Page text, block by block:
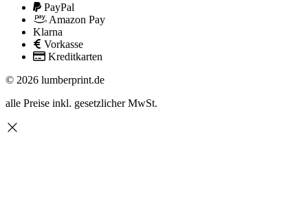
PayPal
Amazon Pay
Klarna
Vorkasse
Kreditkarten
© 2026 lumberprint.de
alle Preise inkl. gesetzlicher MwSt.